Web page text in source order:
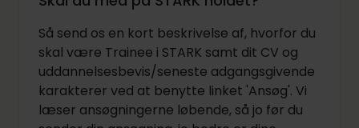
Så send os en kort beskrivelse af, hvorfor du
skal være Trainee i STARK samt dit CV og
uddannelsesbevis/seneste adgangsgivende
karakterer ved at benytte linket 'Ansøg'. Vi
læser ansøgningerne løbende, så jo før du